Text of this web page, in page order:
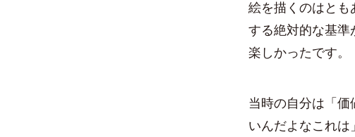
絵を描くのはとも
する絶対的な基準
楽しかったです。
当時の自分は「価
いんだよなこれは